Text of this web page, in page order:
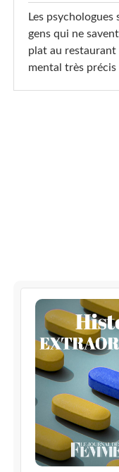
Les
gens qui ne
plat au restaurant
mental très précis